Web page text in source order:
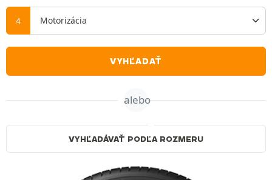
VYHĽADAŤ
alebo
VYHĽADÁVAŤ PODĽA ROZMERU